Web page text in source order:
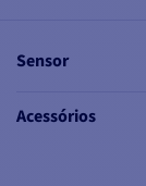
Sensor
Acessórios